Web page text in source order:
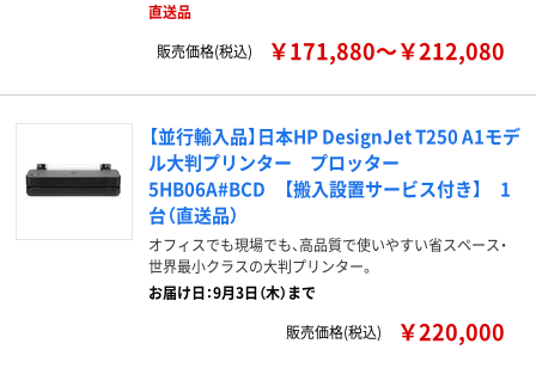
直送品
販売価格(税込)
￥171,880～￥212,080
【並行輸入品】日本HP DesignJet T250 A1モデ
ル大判プリンター プロッター
5HB06A#BCD 【搬入設置サービス付き】 1
台（直送品）
オフィスでも現場でも、高品質で使いやすい省スペース・
世界最小クラスの大判プリンター。
お届け日：9月3日（木）まで
販売価格(税込)
￥220,000